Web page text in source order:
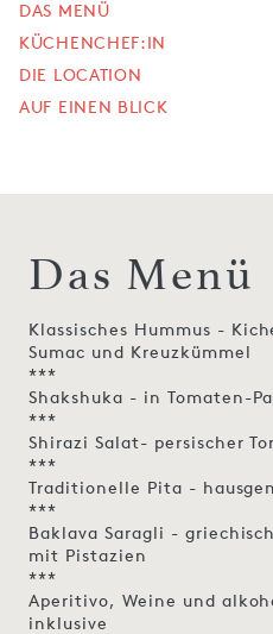
DAS MENÜ
KÜCHENCHEF:IN
DIE LOCATION
AUF EINEN BLICK
Das Menü
Klassisches Hummus -
Sumac und Kreuzkümmel
***
Shakshuka - in Tomaten-
***
Shirazi Salat- persischer
***
Traditionelle Pita -
***
Baklava Saragli -
mit Pistazien
***
Aperitivo, Weine und
inklusive